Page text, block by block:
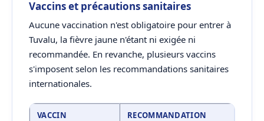
Vaccins et précautions sanitaires
Aucune vaccination n'est obligatoire pour entrer à
Tuvalu, la fièvre jaune n'étant ni exigée ni
recommandée. En revanche, plusieurs vaccins
s'imposent selon les recommandations sanitaires
internationales.
VACCIN RECOMMANDATION